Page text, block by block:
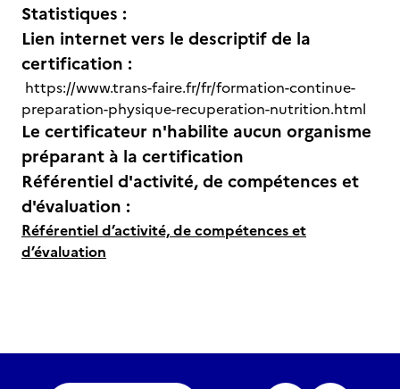
Statistiques :
Lien internet vers le descriptif de la
certification :
https://www.trans-faire.fr/fr/formation-continue-
preparation-physique-recuperation-nutrition.html
Le certificateur n'habilite aucun organisme
préparant à la certification
Référentiel d'activité, de compétences et
d'évaluation :
Référentiel d’activité, de compétences et
d’évaluation